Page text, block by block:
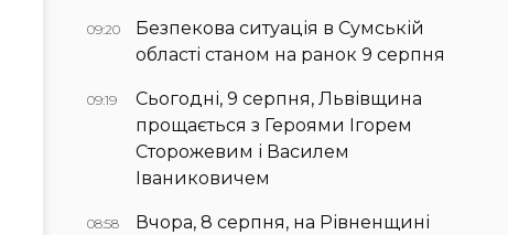
09:20
Безпекова ситуація в Сумській
області станом на ранок 9 серпня
09:19
Сьогодні, 9 серпня, Львівщина
прощається з Героями Ігорем
Сторожевим і Василем
Іваниковичем
08:58
Вчора, 8 серпня, на Рівненщині